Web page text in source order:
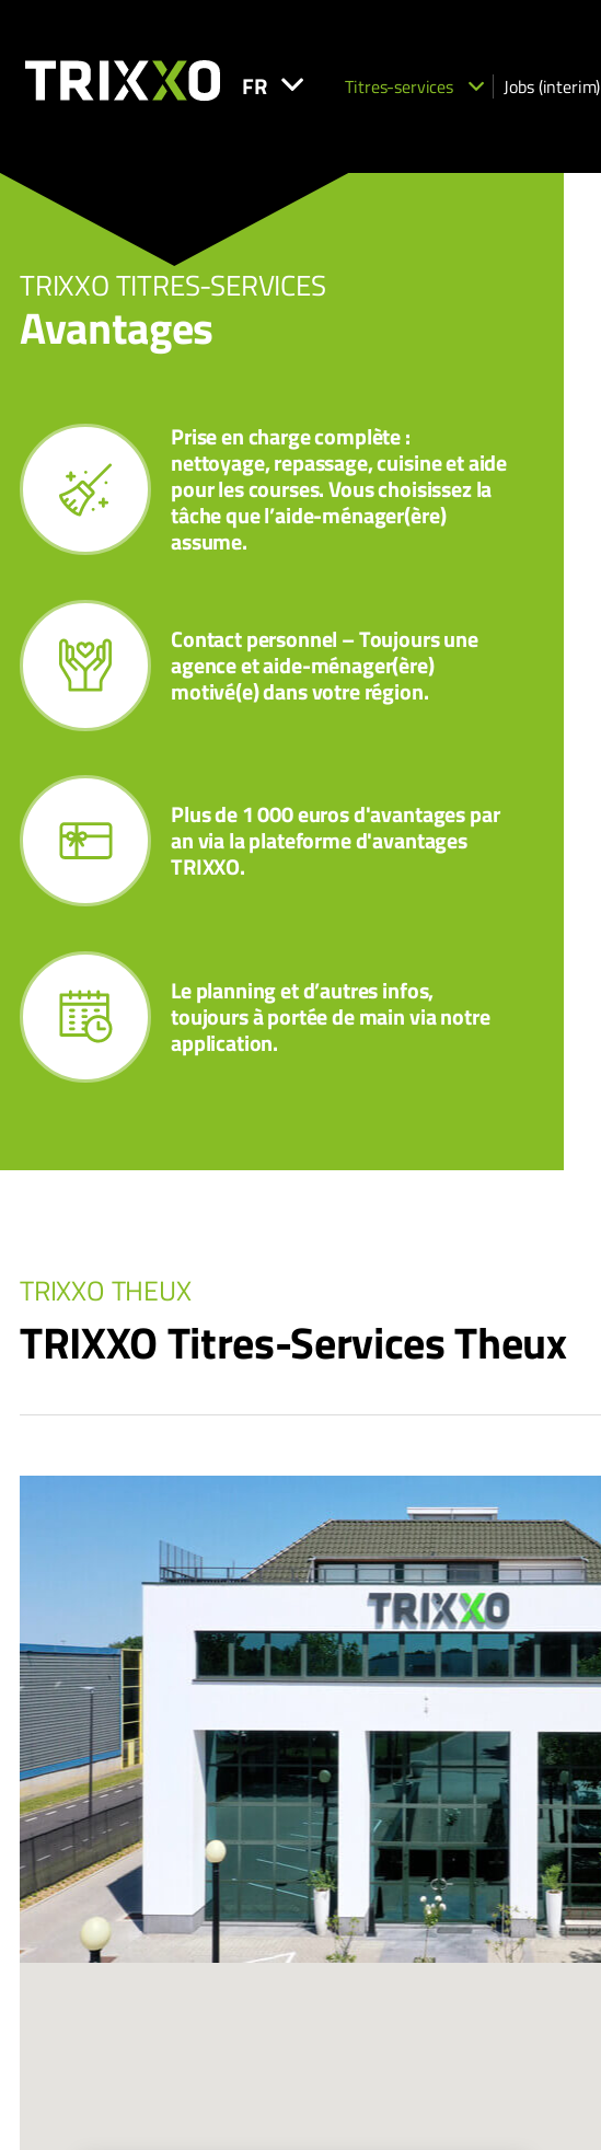
FR Titres-services Jobs (interim)
TRIXXO TITRES-SERVICES
Avantages
Prise en charge complète :
nettoyage, repassage, cuisine et aide
pour les courses. Vous choisissez la
tâche que l’aide-ménager(ère)
assume.
Contact personnel – Toujours une
agence et aide-ménager(ère)
motivé(e) dans votre région.
Plus de 1 000 euros d'avantages par
an via la plateforme d'avantages
TRIXXO.
Le planning et d’autres infos,
toujours à portée de main via notre
application.
TRIXXO THEUX
TRIXXO Titres-Services Theux